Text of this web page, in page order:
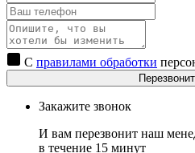
С правилами обработки
Закажите звонок
И вам перезвонит наш
в течение 15 минут